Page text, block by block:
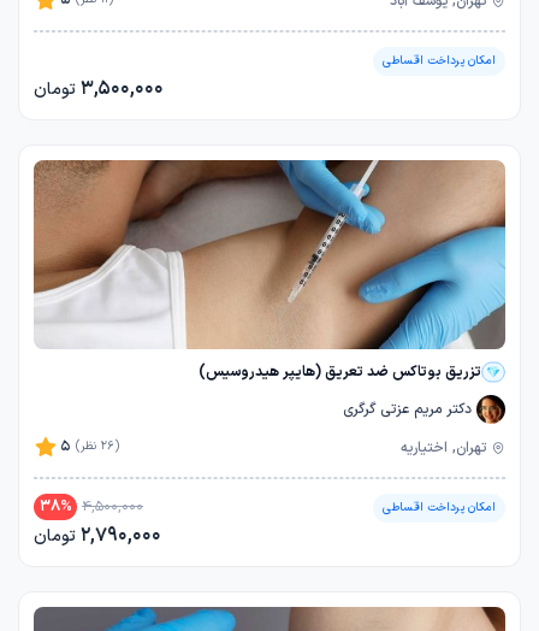
امکان پرداخت اقساطی
3,500,000تومان
تزریق بوتاکس ضد تعریق (هایپر هیدروسیس)
دکتر مریم عزتی گرگری
5
(26 نظر) تهران, اختیاریه
امکان پرداخت اقساطی 4,500,000
38%
2,790,000تومان